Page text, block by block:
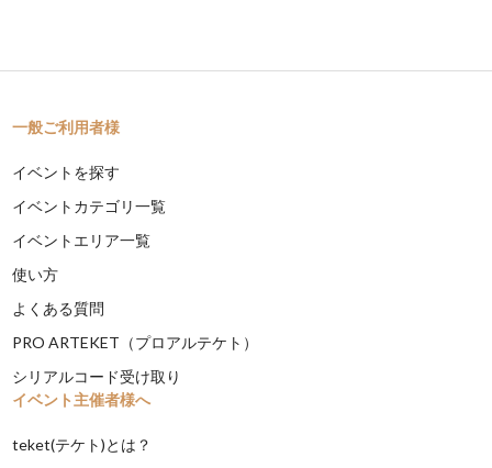
一般ご利用者様
イベントを探す
イベントカテゴリ一覧
イベントエリア一覧
使い方
よくある質問
PRO ARTEKET（プロアルテケト）
シリアルコード受け取り
イベント主催者様へ
teket(テケト)とは？